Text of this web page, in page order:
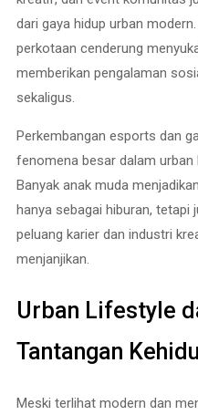
dari gaya hidup urban
perkotaan cenderung
memberikan pengalaman
sekaligus.
Perkembangan esports dan
fenomena besar dalam urban
Banyak anak muda
hanya sebagai hiburan, tetapi
peluang karier dan industri
menjanjikan.
Urban Lifestyle
Tantangan
Meski terlihat modern dan